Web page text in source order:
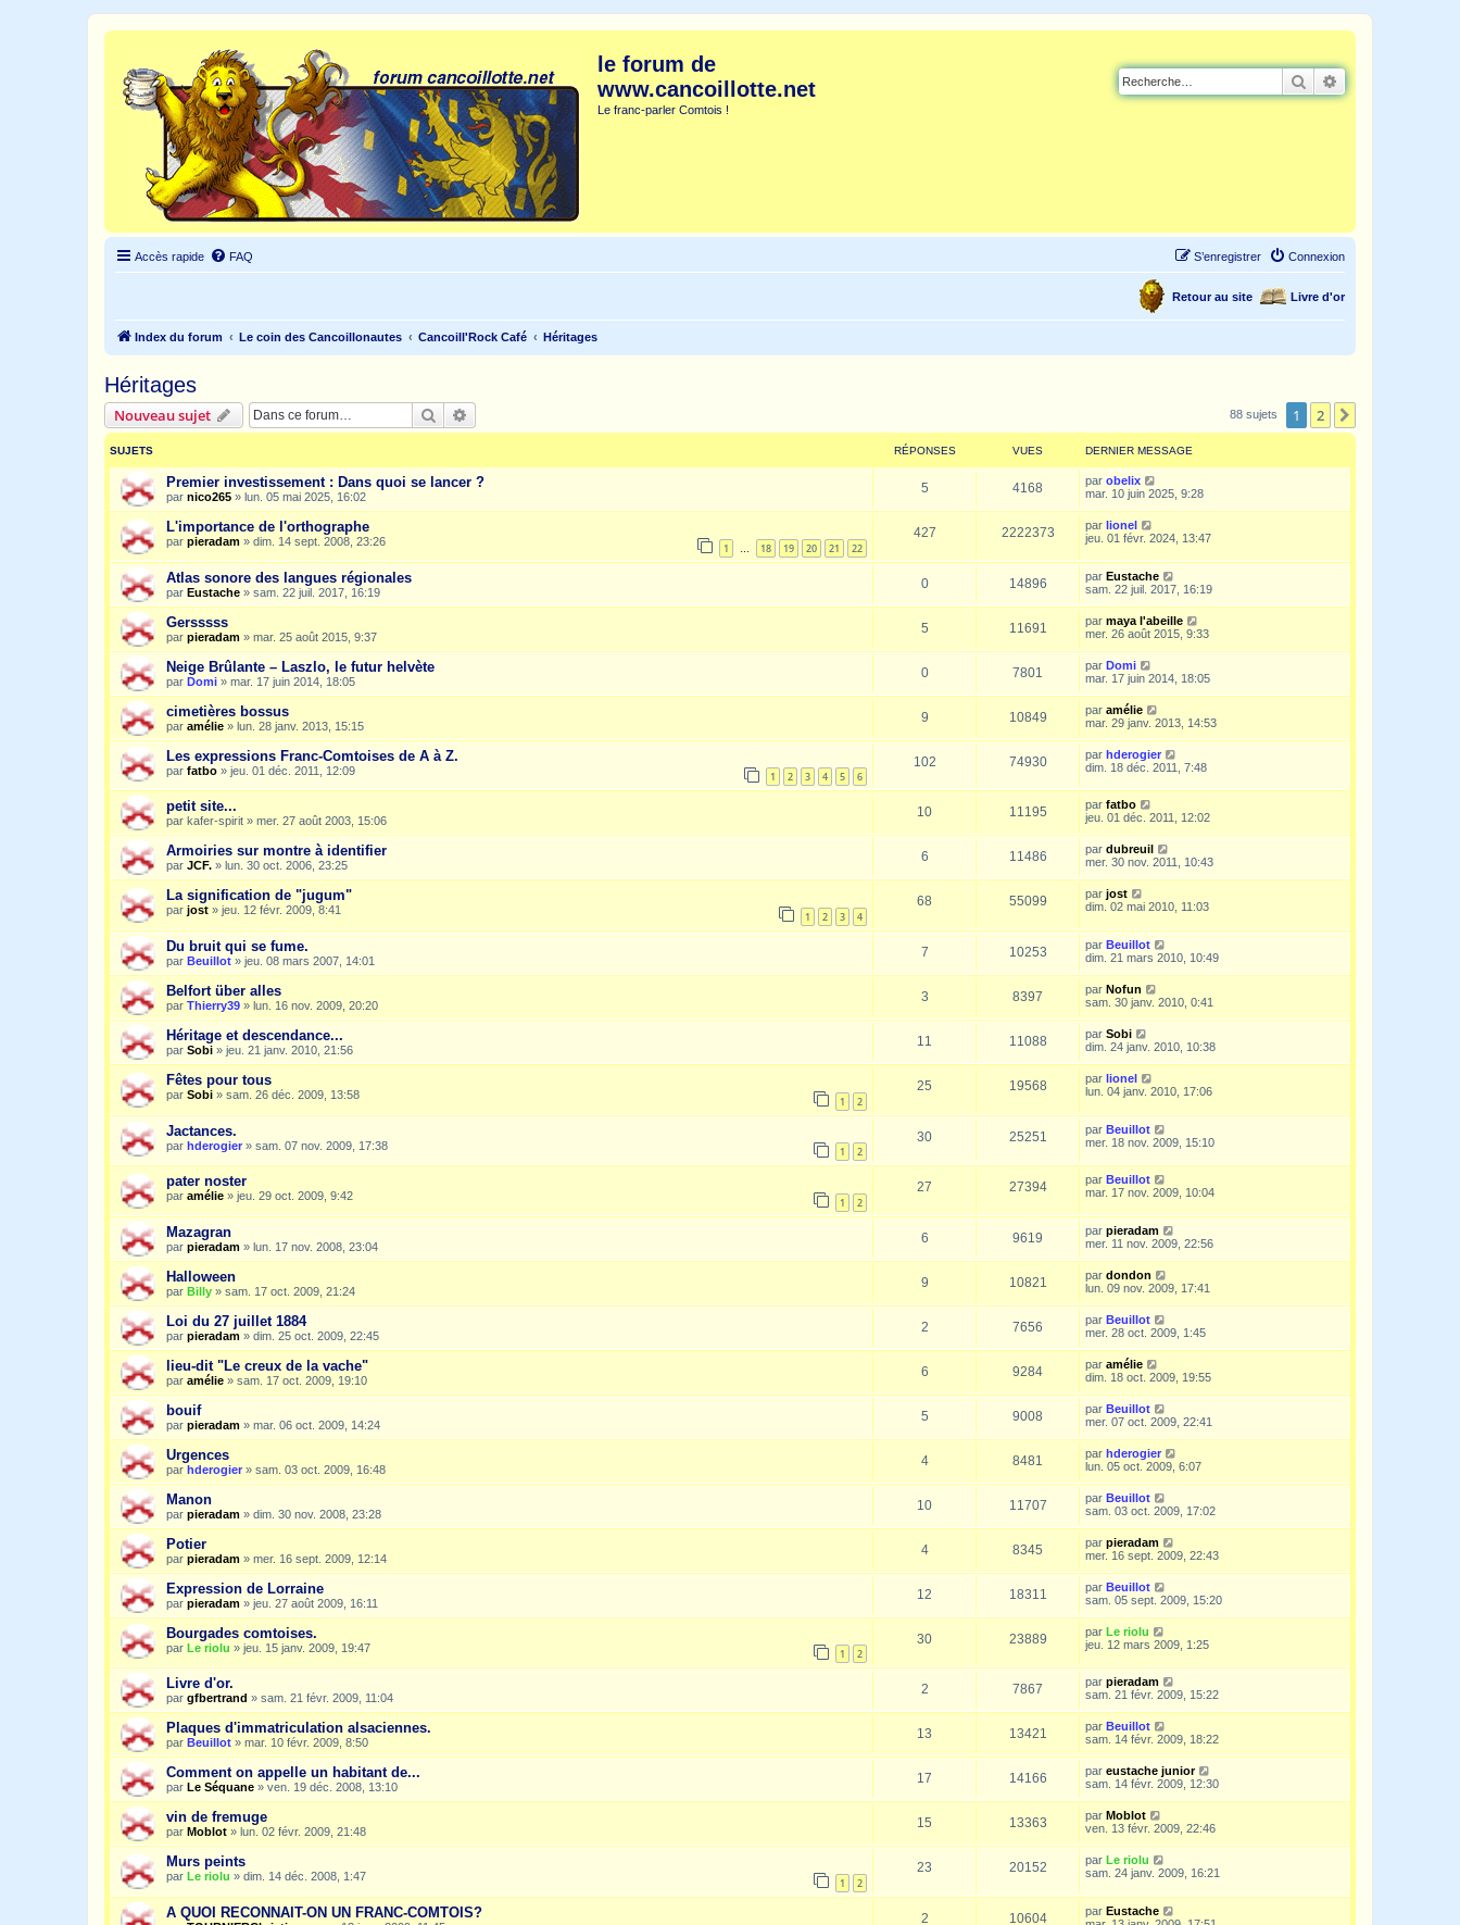
le forum de
www.cancoillotte.net
Le franc-parler Comtois !
Rechercher
Accès rapide FAQ Connexion
S’enregistrer
Livre d'or
Retour au site
Index du forum Le coin des Cancoillonautes Cancoill'Rock Café Héritages
Héritages
Nouveau sujet Rechercher 88 sujets 1 2
SUJETS RÉPONSES VUES DERNIER MESSAGE
Premier investissement : Dans quoi se lancer ?
par nico265 » lun. 05 mai 2025, 16:02
5 4168 par obelix
mar. 10 juin 2025, 9:28
L'importance de l'orthographe
par pieradam » dim. 14 sept. 2008, 23:26 1 … 18 19 20 21 22
427 2222373 par lionel
jeu. 01 févr. 2024, 13:47
Atlas sonore des langues régionales
par Eustache » sam. 22 juil. 2017, 16:19
0 14896 par Eustache
sam. 22 juil. 2017, 16:19
Gersssss
par pieradam » mar. 25 août 2015, 9:37
5 11691 par maya l'abeille
mer. 26 août 2015, 9:33
Neige Brûlante – Laszlo, le futur helvète
par Domi » mar. 17 juin 2014, 18:05
0 7801 par Domi
mar. 17 juin 2014, 18:05
cimetières bossus
par amélie » lun. 28 janv. 2013, 15:15
9 10849 par amélie
mar. 29 janv. 2013, 14:53
Les expressions Franc-Comtoises de A à Z.
par fatbo » jeu. 01 déc. 2011, 12:09 1 2 3 4 5 6
102 74930 par hderogier
dim. 18 déc. 2011, 7:48
petit site...
par kafer-spirit » mer. 27 août 2003, 15:06
10 11195 par fatbo
jeu. 01 déc. 2011, 12:02
Armoiries sur montre à identifier
par JCF. » lun. 30 oct. 2006, 23:25
6 11486 par dubreuil
mer. 30 nov. 2011, 10:43
La signification de "jugum"
par jost » jeu. 12 févr. 2009, 8:41 1 2 3 4
68 55099 par jost
dim. 02 mai 2010, 11:03
Du bruit qui se fume.
par Beuillot » jeu. 08 mars 2007, 14:01
7 10253 par Beuillot
dim. 21 mars 2010, 10:49
Belfort über alles
par Thierry39 » lun. 16 nov. 2009, 20:20
3 8397 par Nofun
sam. 30 janv. 2010, 0:41
Héritage et descendance...
par Sobi » jeu. 21 janv. 2010, 21:56
11 11088 par Sobi
dim. 24 janv. 2010, 10:38
Fêtes pour tous
par Sobi » sam. 26 déc. 2009, 13:58 1 2
25 19568 par lionel
lun. 04 janv. 2010, 17:06
Jactances.
par hderogier » sam. 07 nov. 2009, 17:38 1 2
30 25251 par Beuillot
mer. 18 nov. 2009, 15:10
pater noster
par amélie » jeu. 29 oct. 2009, 9:42 1 2
27 27394 par Beuillot
mar. 17 nov. 2009, 10:04
Mazagran
par pieradam » lun. 17 nov. 2008, 23:04
6 9619 par pieradam
mer. 11 nov. 2009, 22:56
Halloween
par Billy » sam. 17 oct. 2009, 21:24
9 10821 par dondon
lun. 09 nov. 2009, 17:41
Loi du 27 juillet 1884
par pieradam » dim. 25 oct. 2009, 22:45
2 7656 par Beuillot
mer. 28 oct. 2009, 1:45
lieu-dit "Le creux de la vache"
par amélie » sam. 17 oct. 2009, 19:10
6 9284 par amélie
dim. 18 oct. 2009, 19:55
bouif
par pieradam » mar. 06 oct. 2009, 14:24
5 9008 par Beuillot
mer. 07 oct. 2009, 22:41
Urgences
par hderogier » sam. 03 oct. 2009, 16:48
4 8481 par hderogier
lun. 05 oct. 2009, 6:07
Manon
par pieradam » dim. 30 nov. 2008, 23:28
10 11707 par Beuillot
sam. 03 oct. 2009, 17:02
Potier
par pieradam » mer. 16 sept. 2009, 12:14
4 8345 par pieradam
mer. 16 sept. 2009, 22:43
Expression de Lorraine
par pieradam » jeu. 27 août 2009, 16:11
12 18311 par Beuillot
sam. 05 sept. 2009, 15:20
Bourgades comtoises.
par Le riolu » jeu. 15 janv. 2009, 19:47 1 2
30 23889 par Le riolu
jeu. 12 mars 2009, 1:25
Livre d'or.
par gfbertrand » sam. 21 févr. 2009, 11:04
2 7867 par pieradam
sam. 21 févr. 2009, 15:22
Plaques d'immatriculation alsaciennes.
par Beuillot » mar. 10 févr. 2009, 8:50
13 13421 par Beuillot
sam. 14 févr. 2009, 18:22
Comment on appelle un habitant de...
par Le Séquane » ven. 19 déc. 2008, 13:10
17 14166 par eustache junior
sam. 14 févr. 2009, 12:30
vin de fremuge
par Moblot » lun. 02 févr. 2009, 21:48
15 13363 par Moblot
ven. 13 févr. 2009, 22:46
Murs peints
par Le riolu » dim. 14 déc. 2008, 1:47 1 2
23 20152 par Le riolu
sam. 24 janv. 2009, 16:21
A QUOI RECONNAIT-ON UN FRANC-COMTOIS? 2 10604 par Eustache